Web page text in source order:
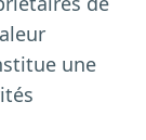
une